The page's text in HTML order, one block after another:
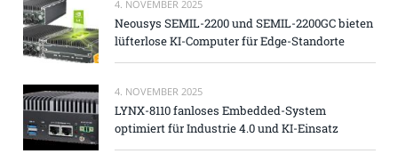
4. NOVEMBER 2025
Neousys SEMIL-2200 und SEMIL-2200GC bieten
lüfterlose KI-Computer für Edge-Standorte
4. NOVEMBER 2025
LYNX-8110 fanloses Embedded-System
optimiert für Industrie 4.0 und KI-Einsatz